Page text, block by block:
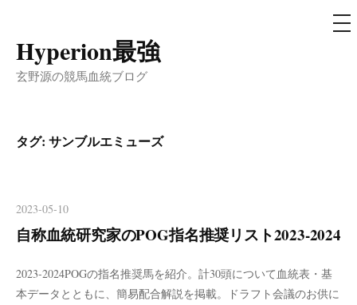
コ
ン
ツ
へ
ッ
プ
Hyperion最強
玄野源の競馬血統ブログ
メ
ニ
タグ: サンブルエミューズ
2023-05-10
自称血統研究家のPOG指名推奨リスト2023-2024
2023-2024POGの指名推奨馬を紹介。計30頭について血統表・基
本データとともに、簡易配合解説を掲載。ドラフト会議のお供に